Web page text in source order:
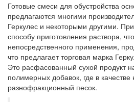
Готовые смеси для обустройства
предлагаются многими
Геркулес и некоторыми другими.
способу приготовления раствора,
непосредственного применения,
что предлагает торговая марка
Это расфасованный сухой продукт
полимерных добавок, где в качестве
разнофракционный песок.